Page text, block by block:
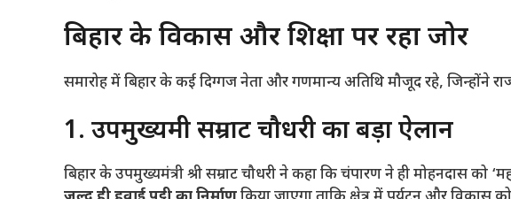
​बिहार के विकास और शिक्षा पर रहा जोर
​समारोह में बिहार के कई दिग्गज नेता और गणमान्य अतिथि मौजूद रहे, जिन्होंने
​1. उपमुख्यमंत्री सम्राट चौधरी का बड़ा ऐलान
​बिहार के उपमुख्यमंत्री श्री सम्राट चौधरी ने कहा कि चंपारण ने ही मोहनदास को